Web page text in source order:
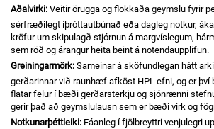
Aðalvirki: Veitir örugga og flokkaða geymslu fyrir
sérfræðilegt íþróttautbúnað eða dagleg notkur,
kröfur um skipulagð stjórnun á margvíslegum,
sem röð og árangur heita beint á notendaupplifun.
Greiningarmörk: Sameinar á sköfundlegan hátt
gerðarinnar við raunhæf afköst HPL efni, og er því
flatar felur í bæði gerðarsterkju og sjónrænni
gerir það að geymslulausn sem er bæði virk og
Notkunarþéttleiki: Fáanleg í fjölbreyttri venjulegri